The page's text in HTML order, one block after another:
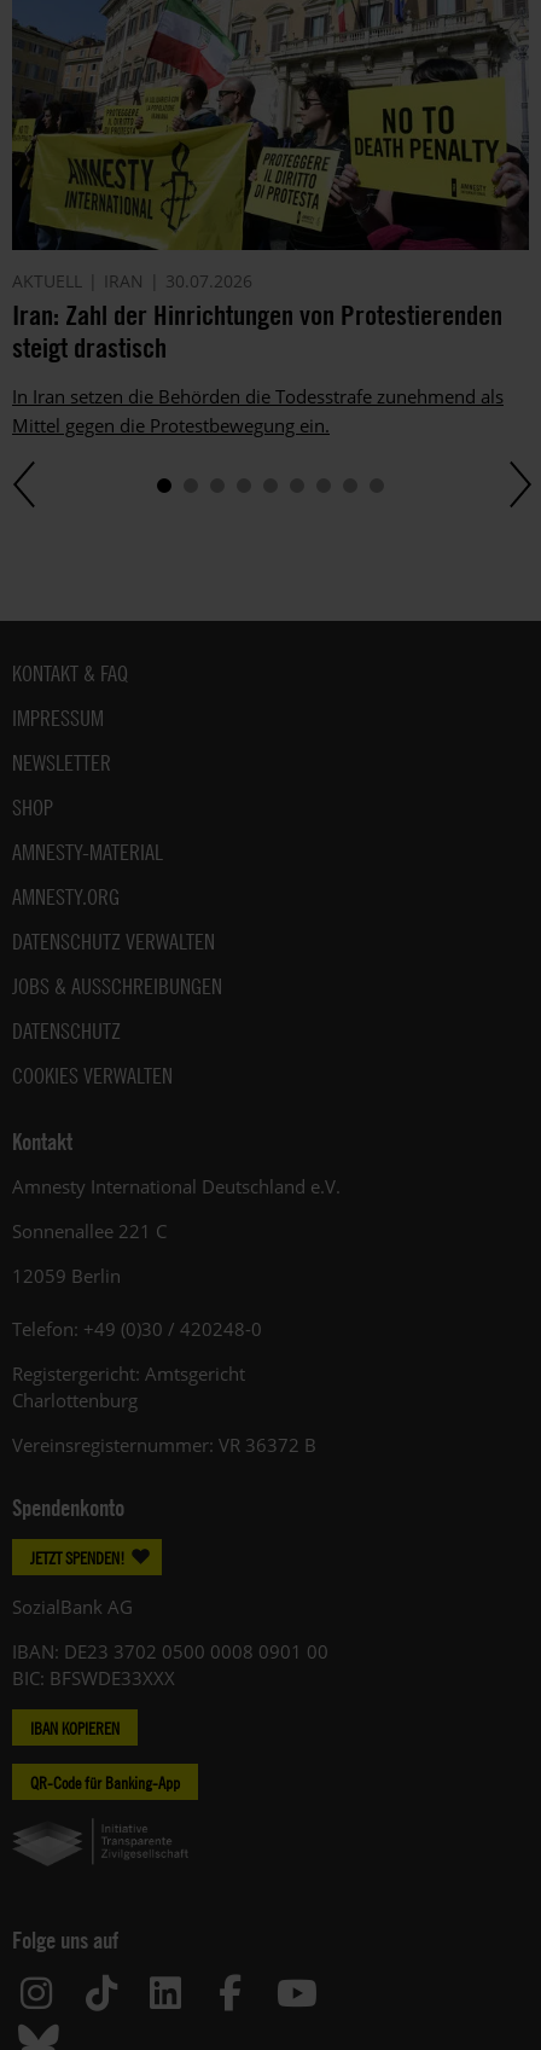
AKTUELL IRAN 30.07.2026
Iran: Zahl der Hinrichtungen von Protestierenden
steigt drastisch
In Iran setzen die Behörden die Todesstrafe zunehmend als
Mittel gegen die Protestbewegung ein.
Fußbereich
KONTAKT & FAQ
IMPRESSUM
NEWSLETTER
SHOP
AMNESTY-MATERIAL
AMNESTY.ORG
DATENSCHUTZ VERWALTEN
JOBS & AUSSCHREIBUNGEN
DATENSCHUTZ
COOKIES VERWALTEN
Kontakt
Amnesty International Deutschland e.V.
Sonnenallee 221 C
12059 Berlin
Telefon: +49 (0)30 / 420248-0
Registergericht: Amtsgericht
Charlottenburg
Vereinsregisternummer: VR 36372 B
Spendenkonto
JETZT SPENDEN!
SozialBank AG
IBAN: DE23 3702 0500 0008 0901 00
BIC: BFSWDE33XXX
IBAN KOPIEREN
QR-Code für Banking-App
Folge uns auf